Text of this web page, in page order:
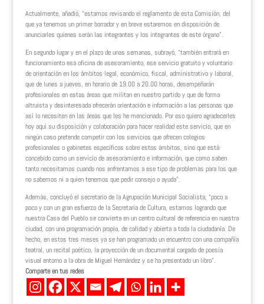
Actualmente, añadió, “estamos revisando el reglamento de esta Comisión, del
que ya tenemos un primer borrador y en breve estaremos en disposición de
anunciarles quienes serán las integrantes y los integrantes de este órgano”.
En segundo lugar y en el plazo de unas semanas, subrayó, “también entrará en
funcionamiento esa oficina de asesoramiento, ese servicio gratuito y voluntario
de orientación en los ámbitos legal, económico, fiscal, administrativo y laboral,
que de lunes a jueves, en horario de 19.00 a 20.00 horas, desempeñarán
profesionales en estas áreas que militan en nuestro partido y que de forma
altruista y desinteresada ofrecerán orientación e información a las personas que
así lo necesiten en las áreas que les he mencionado. Por eso quiero agradecerles
hoy aquí su disposición y colaboración para hacer realidad este servicio, que en
ningún caso pretende competir con los servicios que ofrecen colegios
profesionales o gabinetes específicos sobre estos ámbitos, sino que está
concebido como un servicio de asesoramiento e información, que como saben
tanto necesitamos cuando nos enfrentamos a ese tipo de problemas para los que
no sabemos ni a quien tenemos que pedir consejo o ayuda”.
Además, concluyó el secretario de la Agrupación Municipal Socialista, “poco a
poco y con un gran esfuerzo de la Secretaría de Cultura, estamos logrando que
nuestra Casa del Pueblo se convierta en un centro cultural de referencia en nuestra
ciudad, con una programación propia, de calidad y abierta a toda la ciudadanía. De
hecho, en estos tres meses ya se han programado un encuentro con una compañía
teatral, un recital poético, la proyección de un documental cargado de poesía
visual entorno a la obra de Miguel Hernández y se ha presentado un libro”.
Comparte en tus redes